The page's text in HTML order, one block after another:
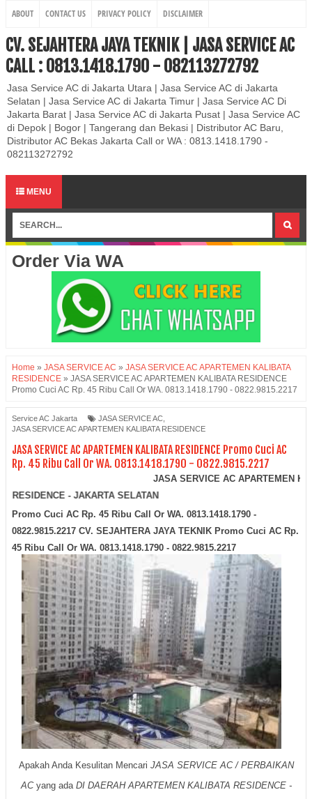
ABOUT CONTACT US PRIVACY POLICY DISCLAIMER
CV. SEJAHTERA JAYA TEKNIK | JASA SERVICE AC
CALL : 0813.1418.1790 - 082113272792
Jasa Service AC di Jakarta Utara | Jasa Service AC di Jakarta
Selatan | Jasa Service AC di Jakarta Timur | Jasa Service AC Di
Jakarta Barat | Jasa Service AC di Jakarta Pusat | Jasa Service AC
di Depok | Bogor | Tangerang dan Bekasi | Distributor AC Baru,
Distributor AC Bekas Jakarta Call or WA : 0813.1418.1790 -
082113272792
MENU
Order Via WA
Home » JASA SERVICE AC » JASA SERVICE AC APARTEMEN KALIBATA
RESIDENCE » JASA SERVICE AC APARTEMEN KALIBATA RESIDENCE
Promo Cuci AC Rp. 45 Ribu Call Or WA. 0813.1418.1790 - 0822.9815.2217
Service AC Jakarta JASA SERVICE AC
JASA SERVICE AC APARTEMEN KALIBATA RESIDENCE
JASA SERVICE AC APARTEMEN KALIBATA RESIDENCE Promo Cuci AC
Rp. 45 Ribu Call Or WA. 0813.1418.1790 - 0822.9815.2217
JASA SERVICE AC APARTEMEN
RESIDENCE - JAKARTA SELATAN
Promo Cuci AC Rp. 45 Ribu Call Or WA. 0813.1418.1790 -
0822.9815.2217 CV. SEJAHTERA JAYA TEKNIK Promo Cuci AC Rp.
45 Ribu Call Or WA. 0813.1418.1790 - 0822.9815.2217
Apakah Anda Kesulitan Mencari JASA SERVICE AC / PERBAIKAN
ACyang ada DI DAERAH APARTEMEN KALIBATA RESIDENCE -